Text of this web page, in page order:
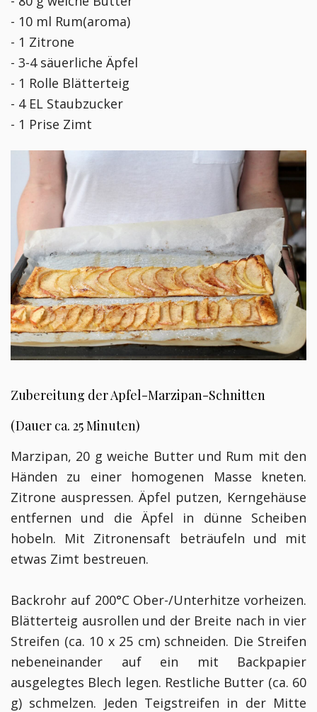
- 10 ml Rum(aroma)
- 1 Zitrone
- 3-4 säuerliche Äpfel
- 1 Rolle Blätterteig
- 4 EL Staubzucker
- 1 Prise Zimt
Zubereitung der Apfel-Marzipan-Schnitten
(Dauer ca. 25 Minuten)
Marzipan, 20 g weiche Butter und Rum mit den
Händen zu einer homogenen Masse kneten.
Zitrone auspressen. Äpfel putzen, Kerngehäuse
entfernen und die Äpfel in dünne Scheiben
hobeln. Mit Zitronensaft beträufeln und mit
etwas Zimt bestreuen.
Backrohr auf 200°C Ober-/Unterhitze vorheizen.
Blätterteig ausrollen und der Breite nach in vier
Streifen (ca. 10 x 25 cm) schneiden. Die Streifen
nebeneinander auf ein mit Backpapier
ausgelegtes Blech legen. Restliche Butter (ca. 60
g) schmelzen. Jeden Teigstreifen in der Mitte